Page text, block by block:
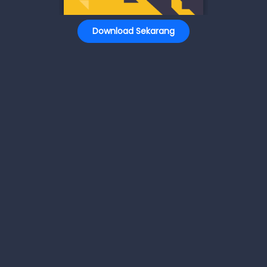
Download Sekarang